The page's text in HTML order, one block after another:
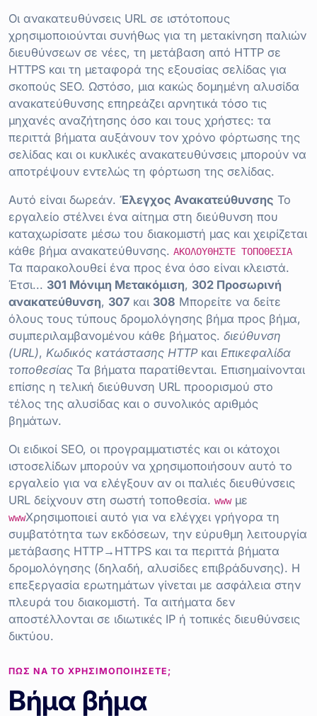
Οι ανακατευθύνσεις URL σε ιστότοπους
χρησιμοποιούνται συνήθως για τη μετακίνηση παλιών
διευθύνσεων σε νέες, τη μετάβαση από HTTP σε
HTTPS και τη μεταφορά της εξουσίας σελίδας για
σκοπούς SEO. Ωστόσο, μια κακώς δομημένη αλυσίδα
ανακατεύθυνσης επηρεάζει αρνητικά τόσο τις
μηχανές αναζήτησης όσο και τους χρήστες: τα
περιττά βήματα αυξάνουν τον χρόνο φόρτωσης της
σελίδας και οι κυκλικές ανακατευθύνσεις μπορούν να
αποτρέψουν εντελώς τη φόρτωση της σελίδας.
Αυτό είναι δωρεάν. Έλεγχος Ανακατεύθυνσης Το
εργαλείο στέλνει ένα αίτημα στη διεύθυνση που
καταχωρίσατε μέσω του διακομιστή μας και χειρίζεται
κάθε βήμα ανακατεύθυνσης. ΑΚΟΛΟΥΘΗΣΤΕ ΤΟΠΟΘΕΣΙΑ
Τα παρακολουθεί ένα προς ένα όσο είναι κλειστά.
Έτσι... 301 Μόνιμη Μετακόμιση, 302 Προσωρινή
ανακατεύθυνση, 307 και 308 Μπορείτε να δείτε
όλους τους τύπους δρομολόγησης βήμα προς βήμα,
συμπεριλαμβανομένου κάθε βήματος. διεύθυνση
(URL), Κωδικός κατάστασης HTTPκαι Επικεφαλίδα
τοποθεσίας Τα βήματα παρατίθενται. Επισημαίνονται
επίσης η τελική διεύθυνση URL προορισμού στο
τέλος της αλυσίδας και ο συνολικός αριθμός
βημάτων.
Οι ειδικοί SEO, οι προγραμματιστές και οι κάτοχοι
ιστοσελίδων μπορούν να χρησιμοποιήσουν αυτό το
εργαλείο για να ελέγξουν αν οι παλιές διευθύνσεις
URL δείχνουν στη σωστή τοποθεσία. wwwμε
wwwΧρησιμοποιεί αυτό για να ελέγχει γρήγορα τη
συμβατότητα των εκδόσεων, την εύρυθμη λειτουργία
μετάβασης HTTP→HTTPS και τα περιττά βήματα
δρομολόγησης (δηλαδή, αλυσίδες επιβράδυνσης). Η
επεξεργασία ερωτημάτων γίνεται με ασφάλεια στην
πλευρά του διακομιστή. Τα αιτήματα δεν
αποστέλλονται σε ιδιωτικές IP ή τοπικές διευθύνσεις
δικτύου.
ΠΏΣ ΝΑ ΤΟ ΧΡΗΣΙΜΟΠΟΙΉΣΕΤΕ;
Βήμα βήμα